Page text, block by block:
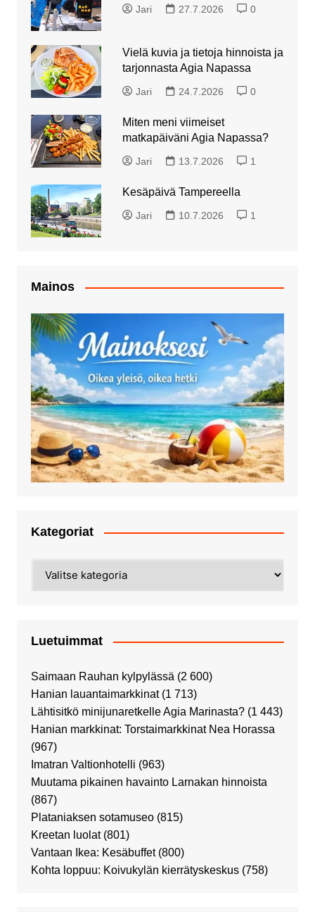
Jari 27.7.2026 0
Vielä kuvia ja tietoja hinnoista ja
tarjonnasta Agia Napassa
Jari 24.7.2026 0
Miten meni viimeiset
matkapäiväni Agia Napassa?
Jari 13.7.2026 1
Kesäpäivä Tampereella
Jari 10.7.2026 1
Mainos
Kategoriat
Luetuimmat
Saimaan Rauhan kylpylässä (2 600)
Hanian lauantaimarkkinat (1 713)
Lähtisitkö minijunaretkelle Agia Marinasta? (1 443)
Hanian markkinat: Torstaimarkkinat Nea Horassa
(967)
Imatran Valtionhotelli (963)
Muutama pikainen havainto Larnakan hinnoista
(867)
Plataniaksen sotamuseo (815)
Kreetan luolat (801)
Vantaan Ikea: Kesäbuffet (800)
Kohta loppuu: Koivukylän kierrätyskeskus (758)